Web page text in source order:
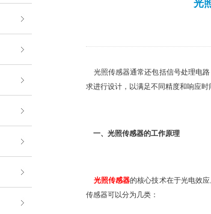
光
光照传感器通常还包括信号处理电
求进行设计，以满足不同精度和响应时
一、光照传感器的工作原理
光照传感器的核心技术在于光电效
传感器可以分为几类：